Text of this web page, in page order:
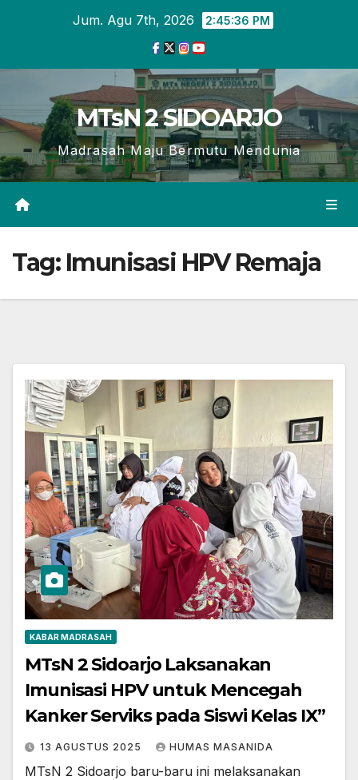
Jum. Agu 7th, 2026 2:45:37 PM
MTsN 2 SIDOARJO
Madrasah Maju Bermutu Mendunia
Tag: Imunisasi HPV Remaja
KABAR MADRASAH
MTsN 2 Sidoarjo Laksanakan
Imunisasi HPV untuk Mencegah
Kanker Serviks pada Siswi Kelas IX”
13 AGUSTUS 2025 HUMAS MASANIDA
MTsN 2 Sidoarjo baru-baru ini melaksanakan